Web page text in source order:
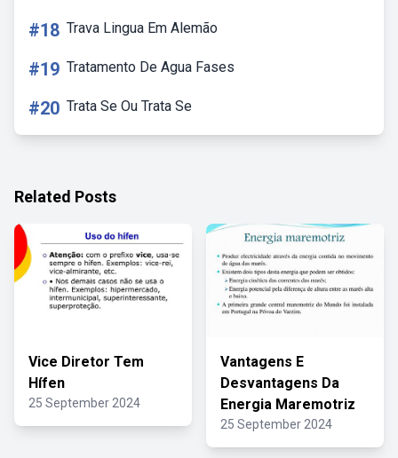
#18 Trava Lingua Em Alemão
#19 Tratamento De Agua Fases
#20 Trata Se Ou Trata Se
Related Posts
Vice Diretor Tem
Hífen
25 September 2024
Vantagens E
Desvantagens Da
Energia Maremotriz
25 September 2024